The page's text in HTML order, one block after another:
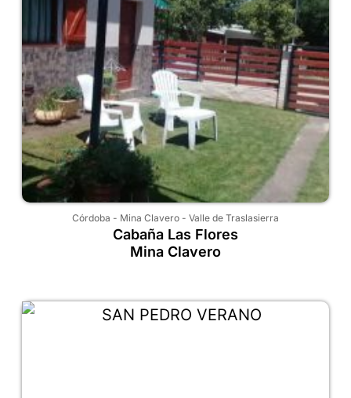
Córdoba - Mina Clavero - Valle de Traslasierra
Cabaña Las Flores
Mina Clavero